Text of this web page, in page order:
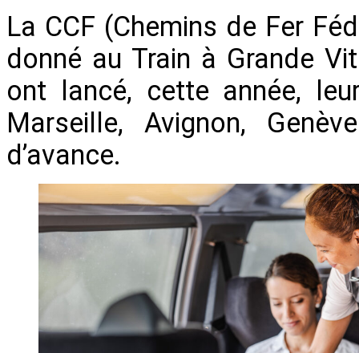
La CCF (Chemins de Fer
donné au Train à Grande
ont lancé, cette année,
Marseille, Avignon,
d’avance.